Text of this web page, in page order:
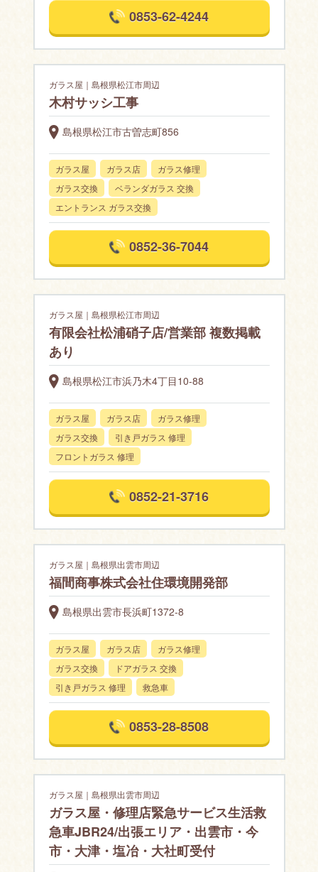
0853-62-4244
ガラス屋｜島根県松江市周辺
木村サッシ工事
島根県松江市古曽志町856
ガラス屋 ガラス店
ガラス修理
ガラス交換
ベランダガラス 交換
エントランス ガラス交換
0852-36-7044
ガラス屋｜島根県松江市周辺
有限会社松浦硝子店/営業部 複数掲載
あり
島根県松江市浜乃木4丁目10-88
ガラス屋 ガラス店
ガラス修理
ガラス交換
引き戸ガラス 修理
フロントガラス 修理
0852-21-3716
ガラス屋｜島根県出雲市周辺
福間商事株式会社住環境開発部
島根県出雲市長浜町1372-8
ガラス屋 ガラス店
ガラス修理
ガラス交換
ドアガラス 交換
引き戸ガラス 修理
救急車
0853-28-8508
ガラス屋｜島根県出雲市周辺
ガラス屋・修理店緊急サービス生活救
急車JBR24/出張エリア・出雲市・今
市・大津・塩冶・大社町受付